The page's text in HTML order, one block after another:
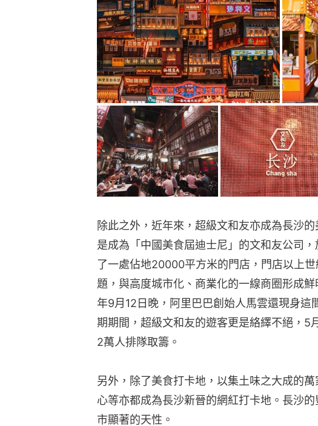
除此之外，近年來，超級文和友亦成為長沙
是成為「中國美食屆迪士尼」的文和友公司
了一處佔地20000平方米的門店，門店以上
題，與高度城市化、商業化的一線商圈形成
年9月12日晚，阿里巴巴創始人馬雲還現身這
期期間，超級文和友的遊客更是絡繹不絕，5
2萬人排隊取籌。
另外，除了美食打卡地，以集土味之大成的
心等亦都成為長沙新晉的網紅打卡地。長沙
市顯著的天性。